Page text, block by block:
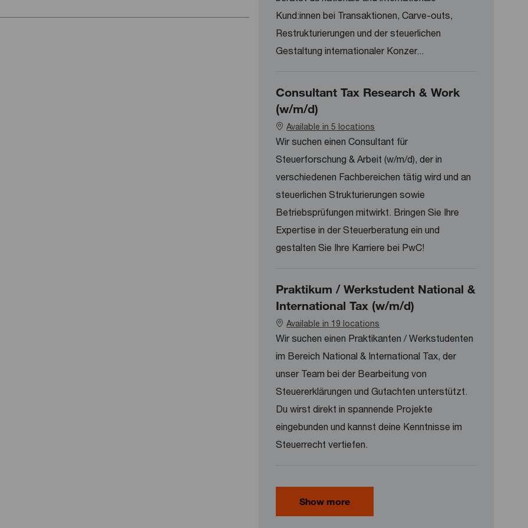
Kund:innen bei Transaktionen, Carve-outs,
Restrukturierungen und der steuerlichen
Gestaltung internationaler Konzer...
Consultant Tax Research & Work
(w/m/d)
Available in 5 locations
Wir suchen einen Consultant für
Steuerforschung & Arbeit (w/m/d), der in
verschiedenen Fachbereichen tätig wird und an
steuerlichen Strukturierungen sowie
Betriebsprüfungen mitwirkt. Bringen Sie Ihre
Expertise in der Steuerberatung ein und
gestalten Sie Ihre Karriere bei PwC!
Praktikum / Werkstudent National &
International Tax (w/m/d)
Available in 19 locations
Wir suchen einen Praktikanten / Werkstudenten
im Bereich National & International Tax, der
unser Team bei der Bearbeitung von
Steuererklärungen und Gutachten unterstützt.
Du wirst direkt in spannende Projekte
eingebunden und kannst deine Kenntnisse im
Steuerrecht vertiefen.
Show more